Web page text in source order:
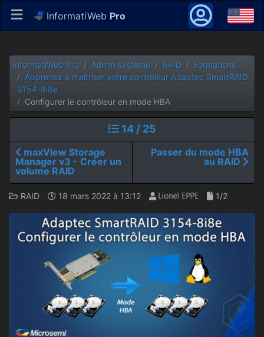
InformatiWeb Pro
InformatiWeb Pro Admin système RAID
Formations
Apprenez à maîtriser votre contrôleur Adaptec SmartRAID
3154-8i8e
Configurer le contrôleur en mode HBA
14 / 25
maxView Storage
Manager v3 - Créer un
volume RAID
Passer du mode HBA
au RAID
RAID 18 mars 2022 à 13:12 1/2